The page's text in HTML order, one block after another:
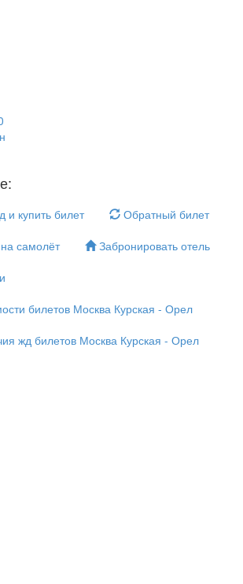
и купить билет
Обратный билет
самолёт
Забронировать отель
билетов Москва Курская - Орел
жд билетов Москва Курская - Орел